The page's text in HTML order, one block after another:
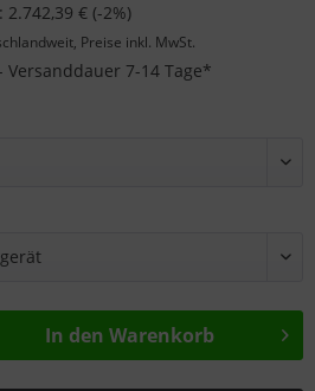
€ (-2%)
Preise inkl. MwSt.
Versanddauer 7-14 Tage*
In den Warenkorb